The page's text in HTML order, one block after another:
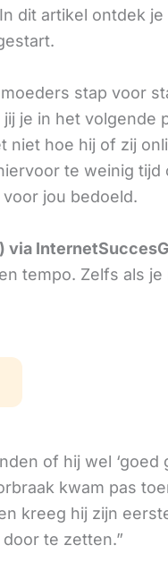
dit artikel ontdek je
stap voor
jij je in het volgende
niet hoe hij of zij
te weinig tijd
jou bedoeld.
via
tempo. Zelfs als
of hij wel ‘goed
kwam pas
kreeg hij zijn
te zetten.”